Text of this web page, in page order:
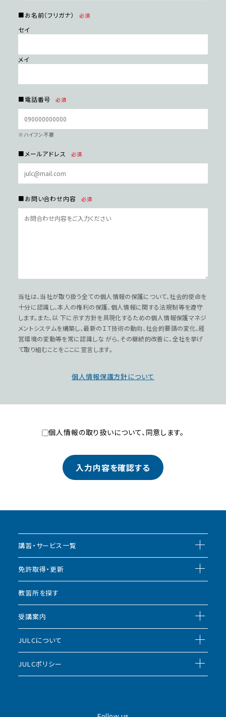
■お名前（フリガナ） 必須
セイ
メイ
■電話番号 必須
※ハイフン不要
■メールアドレス 必須
■お問い合わせ内容 必須
当社は、当社が取り扱う全ての個⼈情報の保護について、社会的使命を
⼗分に認識し、本⼈の権利の保護、個⼈情報に関する法規制等を遵守
します。また、以 下に⽰す⽅針を具現化するための個⼈情報保護マネジ
メントシステムを構築し、最新のＩＴ技術の動向、社会的要請の変化、経
営環境の変動等を常に認識しな がら、その継続的改善に、全社を挙げ
て取り組むことをここに宣⾔します。
個⼈情報保護⽅針について
個⼈情報の取り扱いについて、同意します。
講習・サービス一覧
免許取得・更新
教習所を探す
受講案内
JULCについて
JULCポリシー